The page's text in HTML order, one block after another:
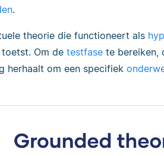
.
theorie die functioneert als
Om de testfase te bereiken,
herhaalt om een specifiek